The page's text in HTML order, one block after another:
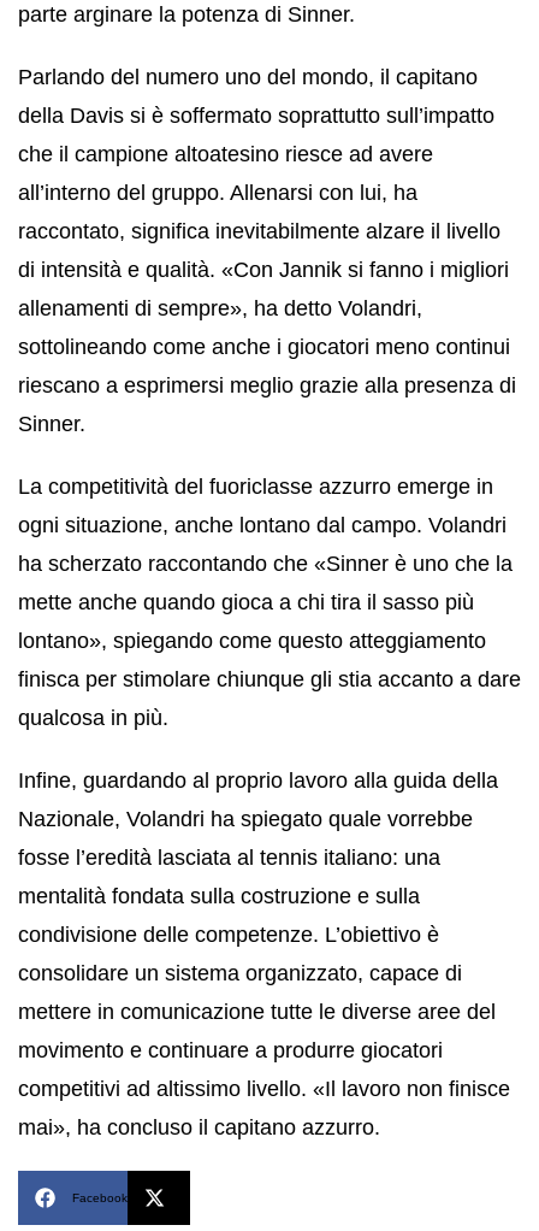
parte arginare la potenza di Sinner.
Parlando del numero uno del mondo, il capitano
della Davis si è soffermato soprattutto sull’impatto
che il campione altoatesino riesce ad avere
all’interno del gruppo. Allenarsi con lui, ha
raccontato, significa inevitabilmente alzare il livello
di intensità e qualità. «Con Jannik si fanno i migliori
allenamenti di sempre», ha detto Volandri,
sottolineando come anche i giocatori meno continui
riescano a esprimersi meglio grazie alla presenza di
Sinner.
La competitività del fuoriclasse azzurro emerge in
ogni situazione, anche lontano dal campo. Volandri
ha scherzato raccontando che «Sinner è uno che la
mette anche quando gioca a chi tira il sasso più
lontano», spiegando come questo atteggiamento
finisca per stimolare chiunque gli stia accanto a dare
qualcosa in più.
Infine, guardando al proprio lavoro alla guida della
Nazionale, Volandri ha spiegato quale vorrebbe
fosse l’eredità lasciata al tennis italiano: una
mentalità fondata sulla costruzione e sulla
condivisione delle competenze. L’obiettivo è
consolidare un sistema organizzato, capace di
mettere in comunicazione tutte le diverse aree del
movimento e continuare a produrre giocatori
competitivi ad altissimo livello. «Il lavoro non finisce
mai», ha concluso il capitano azzurro.
Facebook